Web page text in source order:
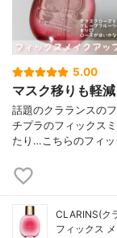
5.00
マスク移りも軽減
話題のクラランスの
チプラのフィックス
たり…こちらのフィ
CLARINS(ク
フィックス